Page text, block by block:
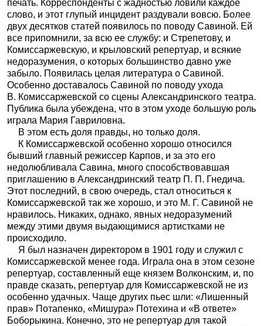
печать. Корреспонденты с жадностью ловили каждое
слово, и этот глупый инцидент раздували вовсю. Более
двух десятков статей появилось по поводу Савиной. Ей
все припомнили, за всю ее службу: и Стрепетову, и
Комиссаржевскую, и крыловский репертуар, и всякие
недоразумения, о которых большинство давно уже
забыло. Появилась целая литература о Савиной.
Особенно доставалось Савиной по поводу ухода
В. Комиссаржевской со сцены Александринского театра.
Публика была убеждена, что в этом уходе большую роль
играла Мария Гавриловна.
В этом есть доля правды, но только доля.
К Комиссаржевской особенно хорошо относился
бывший главный режиссер Карпов, и за это его
недолюбливала Савина, много способствовавшая
приглашению в Александринский театр П. П. Гнедича.
Этот последний, в свою очередь, стал относиться к
Комиссаржевской так же хорошо, и это М. Г. Савиной не
нравилось. Никаких, однако, явных недоразумений
между этими двумя выдающимися артистками не
происходило.
Я был назначен директором в 1901 году и служил с
Комиссаржевской менее года. Играла она в этом сезоне
репертуар, составленный еще князем Волконским, и, по
правде сказать, репертуар для Комиссаржевской не из
особенно удачных. Чаще других пьес шли: «Лишенный
прав» Потапенко, «Мишура» Потехина и «В ответе»
Боборыкина. Конечно, это не репертуар для такой